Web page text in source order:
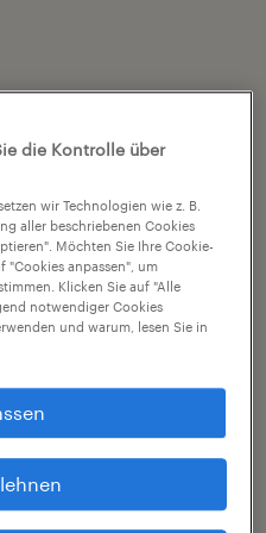
die Kontrolle über
wir Technologien wie z. B.
aller beschriebenen Cookies
Möchten Sie Ihre Cookie-
"Cookies anpassen", um
Klicken Sie auf "Alle
notwendiger Cookies
und warum, lesen Sie in